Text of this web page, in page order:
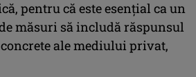
pentru că este esenţial ca un
măsuri să includă răspunsul
ale mediului privat,